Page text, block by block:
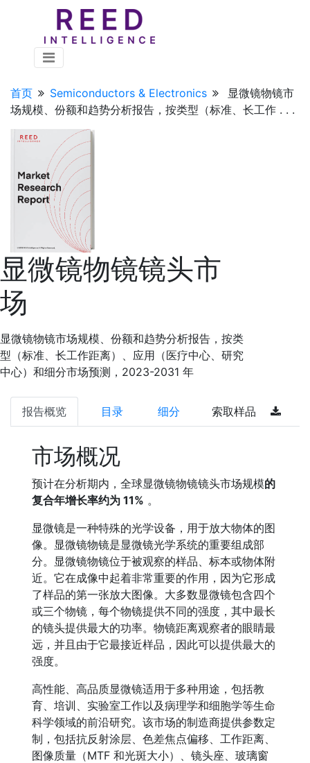
首页 Semiconductors & Electronics
显微镜物镜市
场规模、份额和趋势分析报告，按类型（标准、长工作 . . .
显微镜物镜镜头市
场
显微镜物镜市场规模、份额和趋势分析报告，按类
型（标准、长工作距离）、应用（医疗中心、研究
中心）和细分市场预测，2023-2031 年
报告概览 目录 细分 索取样品
市场概况
预计在分析期内，全球显微镜物镜镜头市场规模的
复合年增长率约为 11% 。
显微镜是一种特殊的光学设备，用于放大物体的图
像。显微镜物镜是显微镜光学系统的重要组成部
分。显微镜物镜位于被观察的样品、标本或物体附
近。它在成像中起着非常重要的作用，因为它形成
了样品的第一张放大图像。大多数显微镜包含四个
或三个物镜，每个物镜提供不同的强度，其中最长
的镜头提供最大的功率。物镜距离观察者的眼睛最
远，并且由于它最接近样品，因此可以提供最大的
强度。
高性能、高品质显微镜适用于多种用途，包括教
育、培训、实验室工作以及病理学和细胞学等生命
科学领域的前沿研究。该市场的制造商提供参数定
制，包括抗反射涂层、色差焦点偏移、工作距离、
图像质量（MTF 和光斑大小）、镜头座、玻璃窗